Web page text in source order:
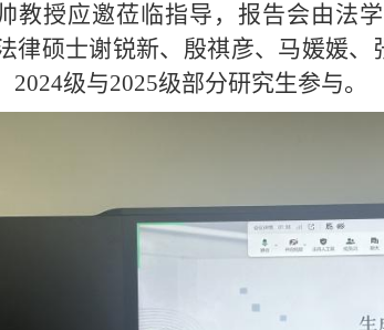
教授应邀莅临指导，报告会由法
律硕士谢锐新、殷祺彦、马媛媛
2024级与2025级部分研究生参与。